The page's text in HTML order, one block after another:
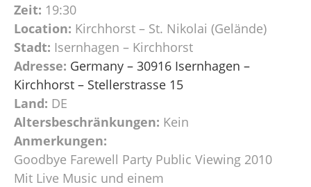
Zeit: 19:30
Location: Kirchhorst – St. Nikolai (Gelände)
Stadt: Isernhagen – Kirchhorst
Adresse: Germany – 30916 Isernhagen –
Kirchhorst – Stellerstrasse 15
Land: DE
Altersbeschränkungen: Kein
Anmerkungen:
Goodbye Farewell Party Public Viewing 2010
Mit Live Music und einem